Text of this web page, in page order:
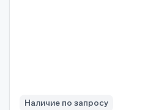
Наличие по запросу